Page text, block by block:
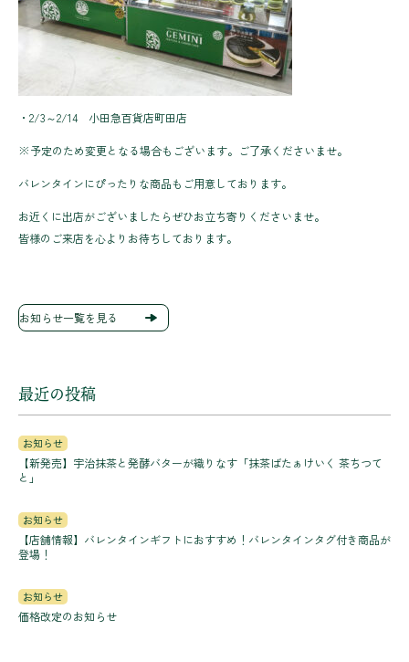
・2/3～2/14 小田急百貨店町田店
※予定のため変更となる場合もございます。ご了承くださいませ。
バレンタインにぴったりな商品もご用意しております。
お近くに出店がございましたらぜひお立ち寄りくださいませ。
皆様のご来店を心よりお待ちしております。
お知らせ一覧を見る
最近の投稿
お知らせ
【新発売】宇治抹茶と発酵バターが織りなす「抹茶ばたぁけいく 茶ちつて
と」
お知らせ
【店舗情報】バレンタインギフトにおすすめ！バレンタインタグ付き商品が
登場！
お知らせ
価格改定のお知らせ